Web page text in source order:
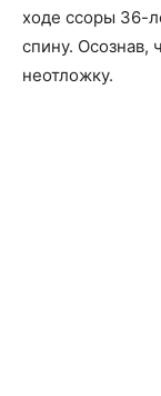
ходе ссоры 36-
спину. Осознав,
неотложку.